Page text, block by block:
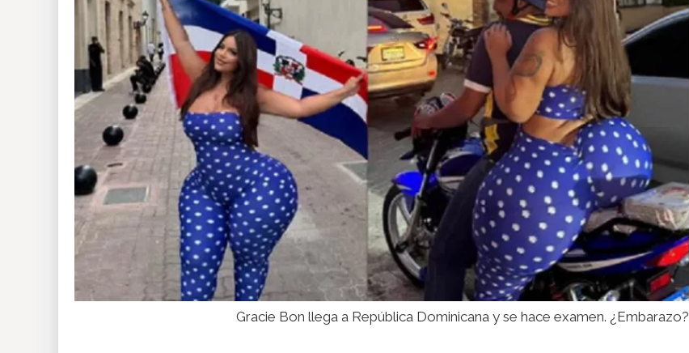
Gracie Bon llega a República Dominicana y se hace examen. ¿Embarazo?